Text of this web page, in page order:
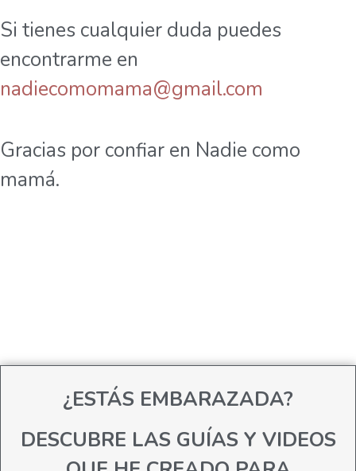
Si tienes cualquier duda puedes
encontrarme en
nadiecomomama@gmail.com
Gracias por confiar en Nadie como
mamá.
¿ESTÁS EMBARAZADA?
DESCUBRE LAS GUÍAS Y VIDEOS